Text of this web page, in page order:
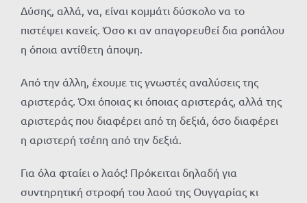
Δύσης, αλλά, να, είναι κομμάτι δύσκολο να το
πιστέψει κανείς. Όσο κι αν απαγορευθεί δια ροπάλου
η όποια αντίθετη άποψη.
Από την άλλη, έχουμε τις γνωστές αναλύσεις της
αριστεράς. Όχι όποιας κι όποιας αριστεράς, αλλά της
αριστεράς που διαφέρει από τη δεξιά, όσο διαφέρει
η αριστερή τσέπη από την δεξιά.
Για όλα φταίει ο λαός! Πρόκειται δηλαδή για
συντηρητική στροφή του λαού της Ουγγαρίας κι